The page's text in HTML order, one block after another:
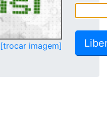
[trocar imagem]